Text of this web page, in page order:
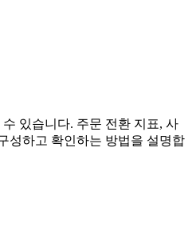
있습니다. 주문 전환 지표, 사
성하고 확인하는 방법을 설명합